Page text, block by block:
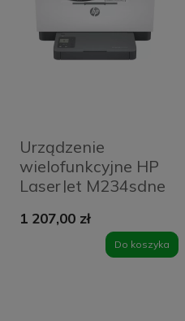
Urządzenie
wielofunkcyjne HP
LaserJet M234sdne
1 207,00 zł
Do koszyka